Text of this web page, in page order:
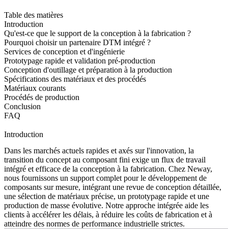
Table des matières
Introduction
Qu'est-ce que le support de la conception à la fabrication ?
Pourquoi choisir un partenaire DTM intégré ?
Services de conception et d'ingénierie
Prototypage rapide et validation pré-production
Conception d'outillage et préparation à la production
Spécifications des matériaux et des procédés
Matériaux courants
Procédés de production
Conclusion
FAQ
Introduction
Dans les marchés actuels rapides et axés sur l'innovation, la
transition du concept au composant fini exige un flux de travail
intégré et efficace de la conception à la fabrication. Chez Neway,
nous fournissons un support complet pour le développement de
composants sur mesure, intégrant une revue de conception détaillée,
une sélection de matériaux précise, un prototypage rapide et une
production de masse évolutive. Notre approche intégrée aide les
clients à accélérer les délais, à réduire les coûts de fabrication et à
atteindre des normes de performance industrielle strictes.